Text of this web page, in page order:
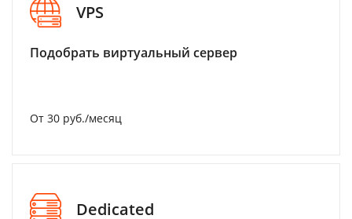
VPS
Подобрать виртуальный сервер
От 30 руб./месяц
Dedicated